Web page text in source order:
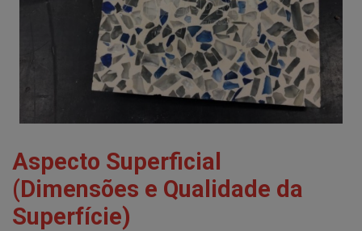
Aspecto Superficial
(Dimensões e Qualidade da
Superfície)